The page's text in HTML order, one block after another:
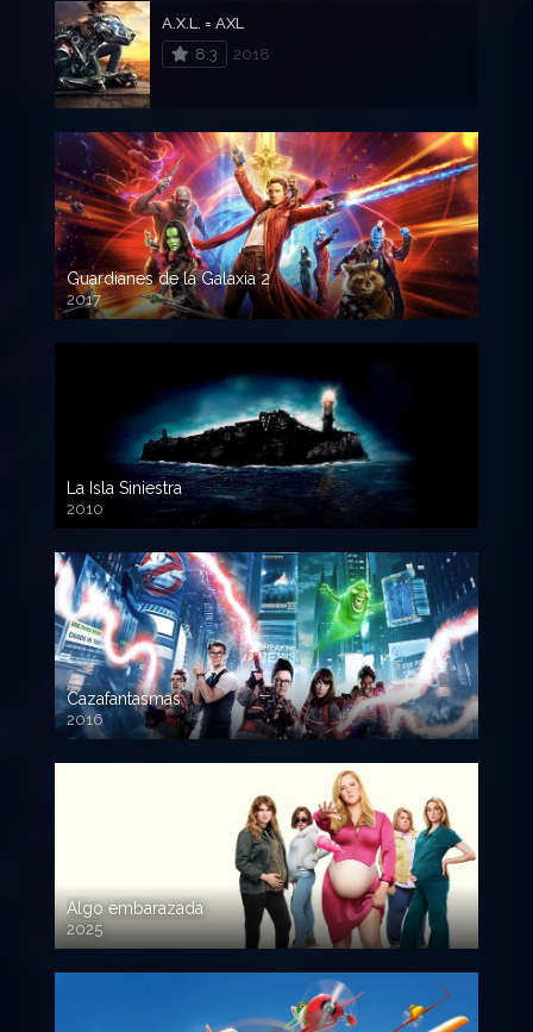
A.X.L. = AXL
8.3
2018
Guardianes de la Galaxia 2
2017
720p HD
La Isla Siniestra
2010
720p HD
Cazafantasmas
2016
720p HD
Algo embarazada
2025
720p HD